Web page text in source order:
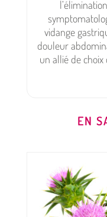
vidange
douleur
un allié de
EN